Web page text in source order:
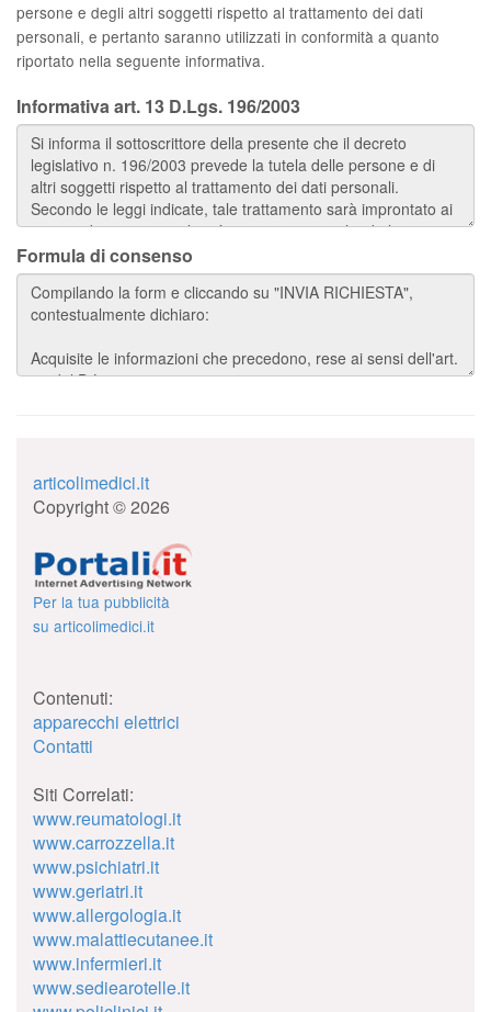
persone e degli altri soggetti rispetto al trattamento dei dati
personali, e pertanto saranno utilizzati in conformità a quanto
riportato nella seguente informativa.
Informativa art. 13 D.Lgs. 196/2003
Formula di consenso
articolimedici.it
Copyright © 2026
Per la tua pubblicità
su articolimedici.it
Contenuti:
apparecchi elettrici
Contatti
Siti Correlati:
www.reumatologi.it
www.carrozzella.it
www.psichiatri.it
www.geriatri.it
www.allergologia.it
www.malattiecutanee.it
www.infermieri.it
www.sediearotelle.it